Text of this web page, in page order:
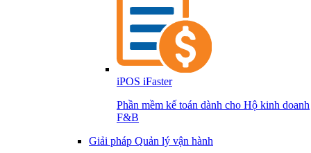
iPOS iFaster
Phần mềm kế toán dành cho Hộ kinh doanh
F&B
Giải pháp Quản lý vận hành